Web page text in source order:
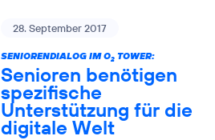
28. September 2017
SENIORENDIALOG IM O2TOWER:
Senioren benötigen
spezifische
Unterstützung für die
digitale Welt